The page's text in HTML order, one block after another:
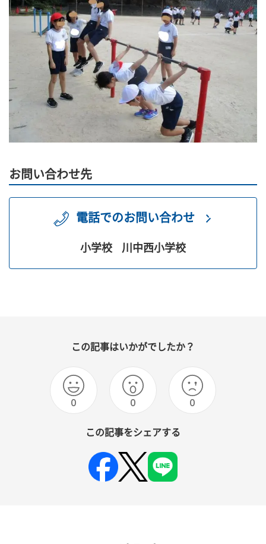
お問い合わせ先
電話でのお問い合わせ
小学校 川中西小学校
この記事はいかがでしたか？
0 0 0
この記事をシェアする